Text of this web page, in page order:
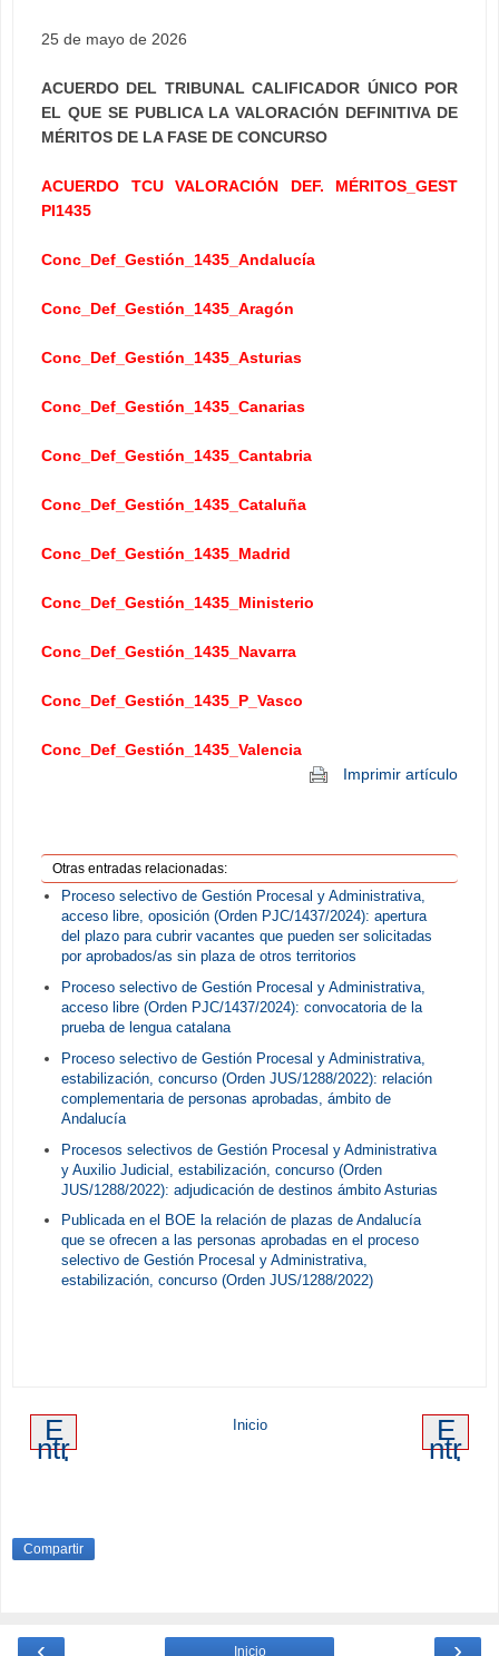
25 de mayo de 2026
ACUERDO DEL TRIBUNAL CALIFICADOR ÚNICO POR
EL QUE SE PUBLICA LA VALORACIÓN DEFINITIVA DE
MÉRITOS DE LA FASE DE CONCURSO
ACUERDO TCU VALORACIÓN DEF. MÉRITOS_GEST
PI1435
Conc_Def_Gestión_1435_Andalucía
Conc_Def_Gestión_1435_Aragón
Conc_Def_Gestión_1435_Asturias
Conc_Def_Gestión_1435_Canarias
Conc_Def_Gestión_1435_Cantabria
Conc_Def_Gestión_1435_Cataluña
Conc_Def_Gestión_1435_Madrid
Conc_Def_Gestión_1435_Ministerio
Conc_Def_Gestión_1435_Navarra
Conc_Def_Gestión_1435_P_Vasco
Conc_Def_Gestión_1435_Valencia
Imprimir artículo
Otras entradas relacionadas:
Proceso selectivo de Gestión Procesal y Administrativa,
acceso libre, oposición (Orden PJC/1437/2024): apertura
del plazo para cubrir vacantes que pueden ser solicitadas
por aprobados/as sin plaza de otros territorios
Proceso selectivo de Gestión Procesal y Administrativa,
acceso libre (Orden PJC/1437/2024): convocatoria de la
prueba de lengua catalana
Proceso selectivo de Gestión Procesal y Administrativa,
estabilización, concurso (Orden JUS/1288/2022): relación
complementaria de personas aprobadas, ámbito de
Andalucía
Procesos selectivos de Gestión Procesal y Administrativa
y Auxilio Judicial, estabilización, concurso (Orden
JUS/1288/2022): adjudicación de destinos ámbito Asturias
Publicada en el BOE la relación de plazas de Andalucía
que se ofrecen a las personas aprobadas en el proceso
selectivo de Gestión Procesal y Administrativa,
estabilización, concurso (Orden JUS/1288/2022)
E
ntr
ad
re
ci
E
ntr
ad
Inicio
Compartir
‹ ›
Inicio